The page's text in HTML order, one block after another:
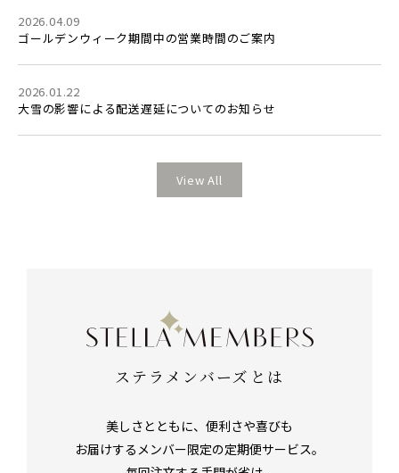
2026.04.09
ゴールデンウィーク期間中の営業時間のご案内
2026.01.22
大雪の影響による配送遅延についてのお知らせ
View All
ステラメンバーズとは
美しさとともに、便利さや喜びも
お届けするメンバー限定の定期便サービス。